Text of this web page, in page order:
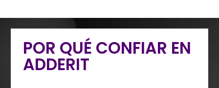
POR QUÉ CONFIAR EN
ADDERIT